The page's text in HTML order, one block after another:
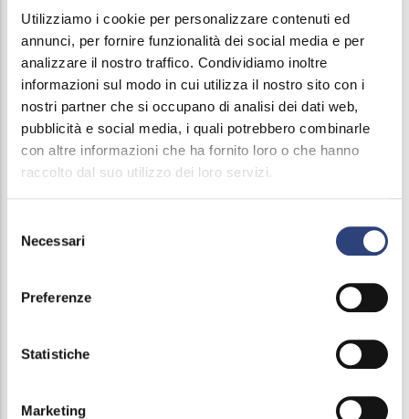
Utilizziamo i cookie per personalizzare contenuti ed
annunci, per fornire funzionalità dei social media e per
analizzare il nostro traffico. Condividiamo inoltre
informazioni sul modo in cui utilizza il nostro sito con i
nostri partner che si occupano di analisi dei dati web,
pubblicità e social media, i quali potrebbero combinarle
con altre informazioni che ha fornito loro o che hanno
raccolto dal suo utilizzo dei loro servizi.
delNecessari
Preferenze
Statistiche
Marketing
COMUNE DI RODENGO SAIANO
Capitale Sociale: 0,73%
SIRMIONE SERVIZI SRL
Capitale Sociale: 0,55%